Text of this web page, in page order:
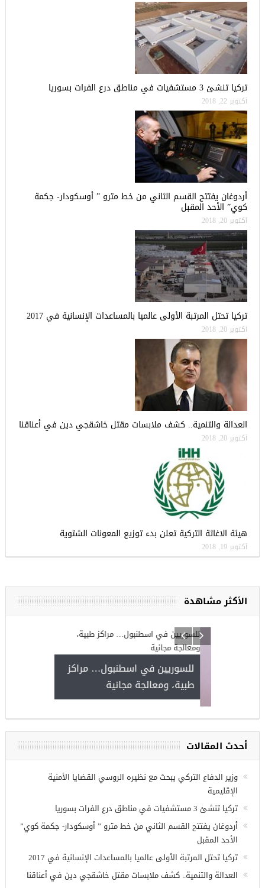
تركيا تنشئ 3 مستشفيات في مناطق درع الفرات بسوريا
أكتوبر 22, 2018
أردوغان يفتتح القسم الثاني من خط مترو ” أوسكودار- جكمة
كوي” الأحد المقبل
أكتوبر 20, 2018
تركيا تحتل المرتبة الأولى عالميا بالمساعدات الإنسانية في 2017
أكتوبر 20, 2018
العدالة والتنمية.. كشف ملابسات مقتل خاشقجي دين في أعناقنا
أكتوبر 20, 2018
هيئة الاغاثة التركية تعلن بدء توزيع المعونات الشتوية
أكتوبر 19, 2018
الأكثر مشاهدة
مجموعة فرص عمل للسوريين في
أحدث المقالات
وزير الدفاع التركي يبحث مع نظيره الروسي القضايا الأمنية
الإقليمية
تركيا تنشئ 3 مستشفيات في مناطق درع الفرات بسوريا